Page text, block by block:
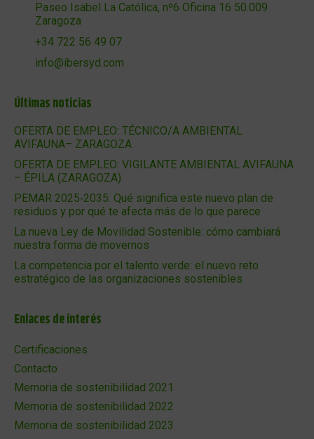
Paseo Isabel La Católica, nº6 Oficina 16 50.009
Zaragoza
+34 722 56 49 07
info@ibersyd.com
Últimas noticias
OFERTA DE EMPLEO: TÉCNICO/A AMBIENTAL
AVIFAUNA– ZARAGOZA
OFERTA DE EMPLEO: VIGILANTE AMBIENTAL AVIFAUNA
– ÉPILA (ZARAGOZA)
PEMAR 2025‑2035: Qué significa este nuevo plan de
residuos y por qué te afecta más de lo que parece
La nueva Ley de Movilidad Sostenible: cómo cambiará
nuestra forma de movernos
La competencia por el talento verde: el nuevo reto
estratégico de las organizaciones sostenibles
Enlaces de interés
Certificaciones
Contacto
Memoria de sostenibilidad 2021
Memoria de sostenibilidad 2022
Memoria de sostenibilidad 2023